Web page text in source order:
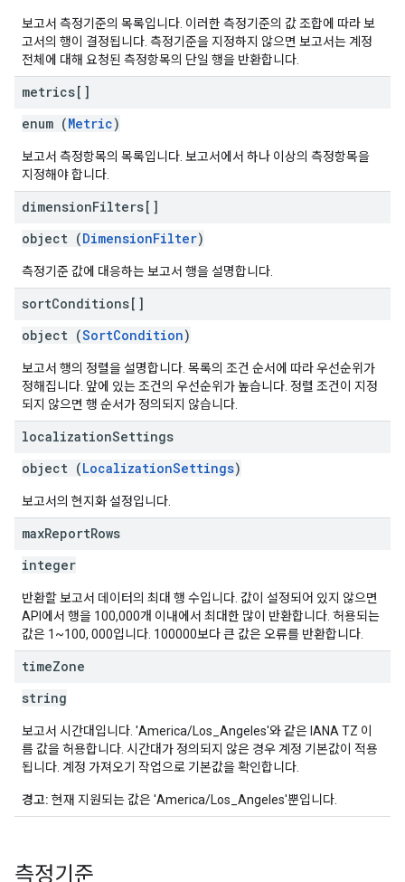
보고서 측정기준의 목록입니다. 이러한 측정기준의 값 조합에 따라 보
고서의 행이 결정됩니다. 측정기준을 지정하지 않으면 보고서는 계정
전체에 대해 요청된 측정항목의 단일 행을 반환합니다.
metrics[]
enum (Metric)
보고서 측정항목의 목록입니다. 보고서에서 하나 이상의 측정항목을
지정해야 합니다.
dimensionFilters[]
object (DimensionFilter)
측정기준 값에 대응하는 보고서 행을 설명합니다.
sortConditions[]
object (SortCondition)
보고서 행의 정렬을 설명합니다. 목록의 조건 순서에 따라 우선순위가
정해집니다. 앞에 있는 조건의 우선순위가 높습니다. 정렬 조건이 지정
되지 않으면 행 순서가 정의되지 않습니다.
localizationSettings
object (LocalizationSettings)
보고서의 현지화 설정입니다.
maxReportRows
integer
반환할 보고서 데이터의 최대 행 수입니다. 값이 설정되어 있지 않으면
API에서 행을 100,000개 이내에서 최대한 많이 반환합니다. 허용되는
값은 1~100, 000입니다. 100000보다 큰 값은 오류를 반환합니다.
timeZone
string
보고서 시간대입니다. 'America/Los_Angeles'와 같은 IANA TZ 이
름 값을 허용합니다. 시간대가 정의되지 않은 경우 계정 기본값이 적용
됩니다. 계정 가져오기 작업으로 기본값을 확인합니다.
경고: 현재 지원되는 값은 'America/Los_Angeles'뿐입니다.
측정기준